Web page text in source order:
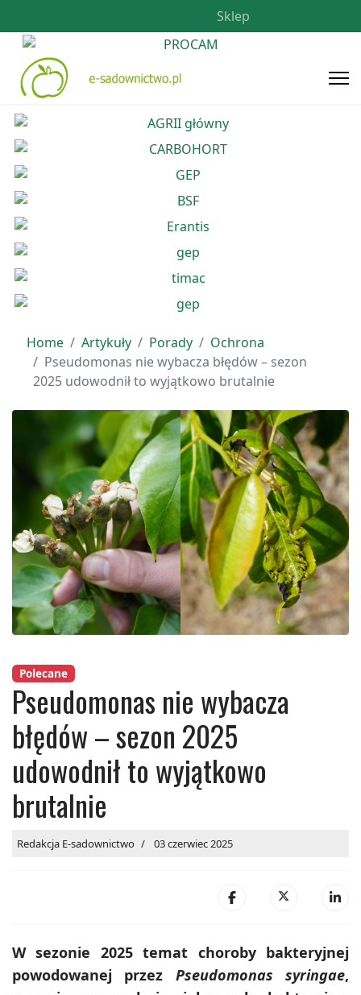
Sklep
Home Artykuły Porady
Ochrona
Pseudomonas nie wybacza błędów – sezon
2025 udowodnił to wyjątkowo brutalnie
Polecane
Pseudomonas nie wybacza
błędów – sezon 2025
udowodnił to wyjątkowo
brutalnie
Redakcja E-sadownictwo 03 czerwiec 2025
W sezonie 2025 temat choroby bakteryjnej
powodowanej przez Pseudomonas syringae,